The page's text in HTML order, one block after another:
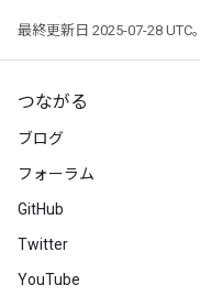
最終更新日 2025-07-28 UTC。
つながる
ブログ
フォーラム
GitHub
Twitter
YouTube